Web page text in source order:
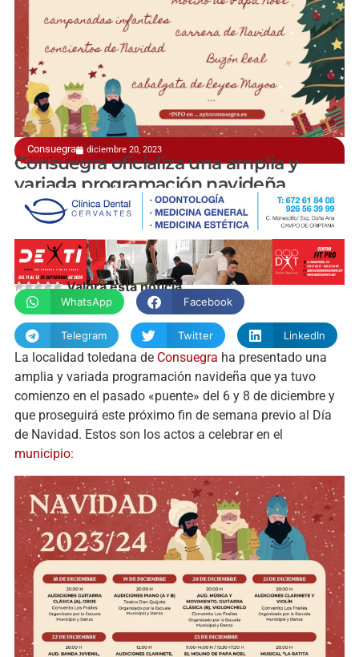
Consuegra diciembre 20, 2023
Actividades para todas las edades
Consuegra oficializa una amplia y
variada programación navideña
manchainformacion.com
Valora esta noticia
WhatsApp Facebook
Telegram Twitter LinkedIn
La localidad toledana deConsuegra ha presentado una
amplia y variada programación navideña que ya tuvo
comienzo en el pasado «puente» del 6 y 8 de diciembre y
que proseguirá este próximo fin de semana previo al Día
de Navidad. Estos son los actos a celebrar en el
municipio: